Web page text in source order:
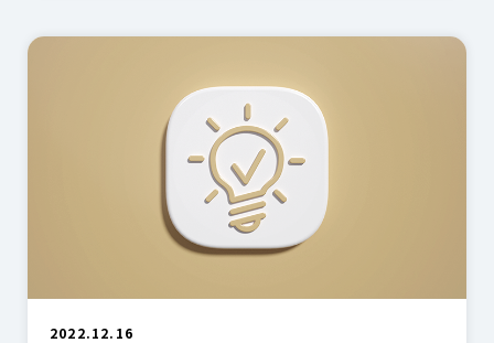
2022.12.16